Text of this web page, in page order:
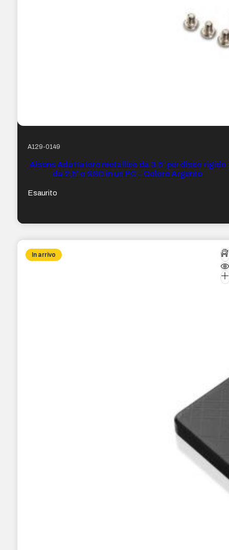
A129-0149
Aisens Adattatore metallico da 3,5″ per disco rigido
da 2,5″ o SSD in un PC – Colore Argento
Esaurito
In arrivo